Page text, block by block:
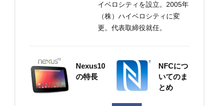
イベロシティを設立。2005年
（株）ハイベロシティに変
更。代表取締役就任。
Nexus10
の特長
NFCにつ
いてのま
とめ